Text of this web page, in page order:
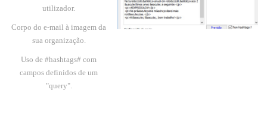
utilizador.
Corpo do e-mail à imagem da
sua organização.
Uso de #hashtags# com
campos definidos de um
"query".